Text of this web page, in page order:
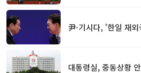
尹·기시다, '한일 재
대통령실, 중동상황